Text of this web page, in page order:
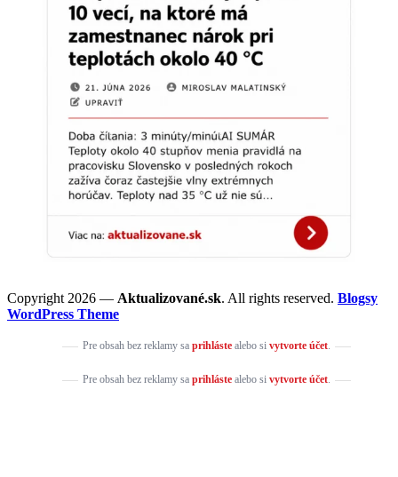
Copyright 2026 — Aktualizované.sk. All rights reserved. Blogsy
WordPress Theme
Pre obsah bez reklamy sa prihlástealebo si vytvorte účet.